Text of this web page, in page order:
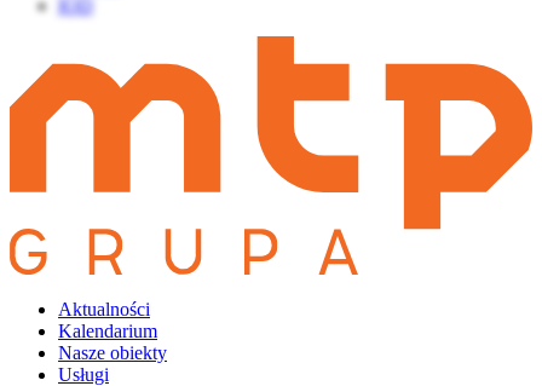
IOD
Aktualności
Kalendarium
Nasze obiekty
Usługi